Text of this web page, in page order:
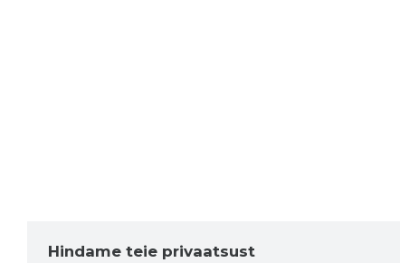
Hindame teie privaatsust